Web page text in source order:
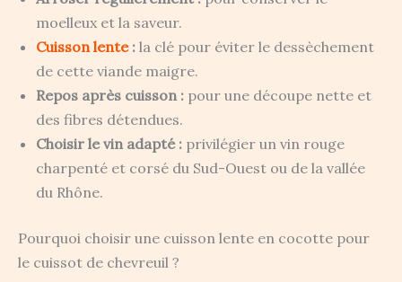
moelleux et la saveur.
Cuisson lente: la clé pour éviter le dessèchement
de cette viande maigre.
Repos après cuisson : pour une découpe nette et
des fibres détendues.
Choisir le vin adapté : privilégier un vin rouge
charpenté et corsé du Sud-Ouest ou de la vallée
du Rhône.
Pourquoi choisir une cuisson lente en cocotte pour
le cuissot de chevreuil ?